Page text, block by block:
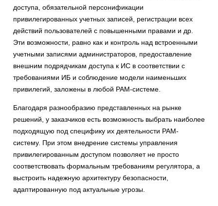
доступа, обязательной персонификации
привилегированных учетных записей, регистрации всех
действий пользователей с повышенными правами и др.
Эти возможности, равно как и контроль над встроенными
учетными записями администраторов, предоставление
внешним подрядчикам доступа к ИС в соответствии с
требованиями ИБ и соблюдение модели наименьших
привилегий, заложены в любой PAM-системе.
Благодаря разнообразию представленных на рынке
решений, у заказчиков есть возможность выбрать наиболее
подходящую под специфику их деятельности PAM-
систему. При этом внедрение системы управления
привилегированным доступом позволяет не просто
соответствовать формальным требованиям регулятора, а
выстроить надежную архитектуру безопасности,
адаптированную под актуальные угрозы.